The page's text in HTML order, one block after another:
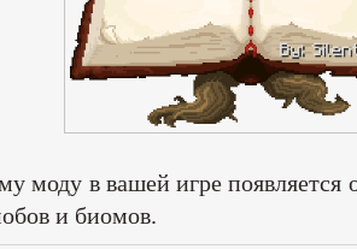
моду в вашей игре
и биомов.